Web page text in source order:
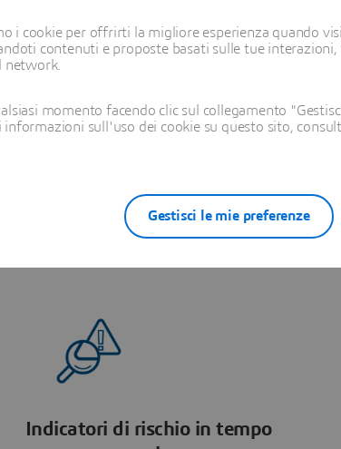
Modella, simula e ottimizza le strutture
organizzative a supporto della
Indicatori di rischio in tempo
i cookie per offrirti la migliore esperienza quando
contenuti e proposte basati sulle tue interazioni,
network.
momento facendo clic sul collegamento
sull'uso dei cookie su questo sito,
Gestisci le mie preferenze